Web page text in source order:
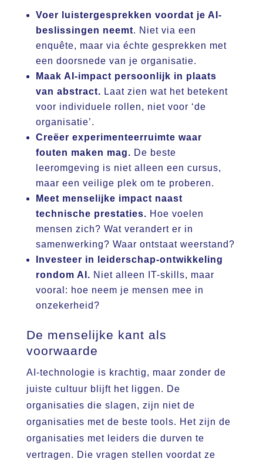
Voer luistergesprekken voordat je AI-
beslissingen neemt. Niet via een
enquête, maar via échte gesprekken met
een doorsnede van je organisatie.
Maak AI-impact persoonlijk in plaats
van abstract. Laat zien wat het betekent
voor individuele rollen, niet voor ‘de
organisatie’.
Creëer experimenteerruimte waar
fouten maken mag. De beste
leeromgeving is niet alleen een cursus,
maar een veilige plek om te proberen.
Meet menselijke impact naast
technische prestaties. Hoe voelen
mensen zich? Wat verandert er in
samenwerking? Waar ontstaat weerstand?
Investeer in leiderschap-ontwikkeling
rondom AI. Niet alleen IT-skills, maar
vooral: hoe neem je mensen mee in
onzekerheid?
De menselijke kant als
voorwaarde
AI-technologie is krachtig, maar zonder de
juiste cultuur blijft het liggen. De
organisaties die slagen, zijn niet de
organisaties met de beste tools. Het zijn de
organisaties met leiders die durven te
vertragen. Die vragen stellen voordat ze